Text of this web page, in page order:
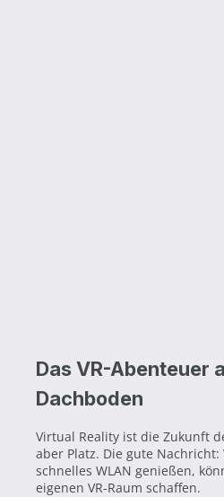
Das VR-Abenteuer
Dachboden
Virtual Reality ist die Zukunft
aber Platz. Die gute Nachricht:
schnelles WLAN genießen,
eigenen VR-Raum schaffen.